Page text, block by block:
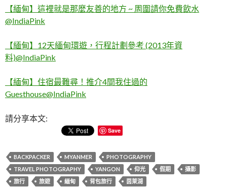
【緬甸】這裡就是那麼友善的地方 ~ 周圍請你免費飲水
@IndiaPink
【緬甸】12天緬甸環遊，行程計劃參考 (2013年資
料)@IndiaPink
【緬甸】住宿最難尋！推介4間我住過的
Guesthouse@IndiaPink
請分享本文:
Save
BACKPACKER MYANMER
PHOTOGRAPHY
TRAVEL PHOTOGRAPHY
YANGON 仰光 假期
攝影
旅行
旅遊 緬甸 背包旅行 茵萊湖